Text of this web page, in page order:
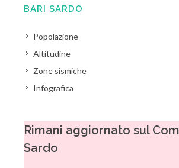
BARI SARDO
Popolazione
Altitudine
Zone sismiche
Infografica
Rimani aggiornato sul
Sardo